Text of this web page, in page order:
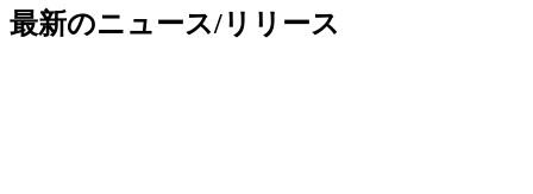
最新のニュース/リリース